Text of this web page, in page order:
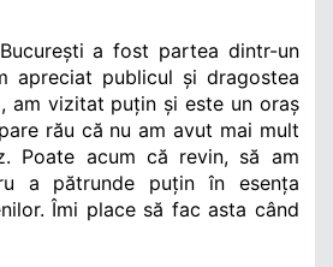
a fost partea dintr-un
apreciat publicul și dragostea
am vizitat puțin și este un oraș
rău că nu am avut mai mult
Poate acum că revin, să am
a pătrunde puțin în esența
Îmi place să fac asta când